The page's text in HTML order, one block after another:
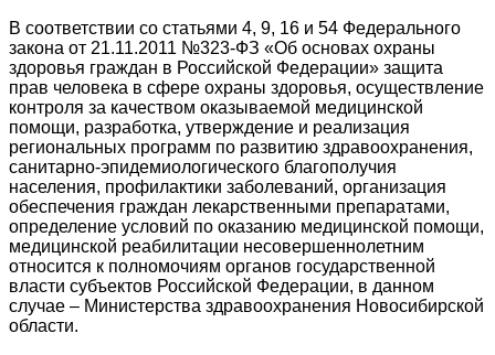
В соответствии со статьями 4, 9, 16 и 54 Федерального
закона от 21.11.2011 №323-ФЗ «Об основах охраны
здоровья граждан в Российской Федерации» защита
прав человека в сфере охраны здоровья, осуществление
контроля за качеством оказываемой медицинской
помощи, разработка, утверждение и реализация
региональных программ по развитию здравоохранения,
санитарно-эпидемиологического благополучия
населения, профилактики заболеваний, организация
обеспечения граждан лекарственными препаратами,
определение условий по оказанию медицинской помощи,
медицинской реабилитации несовершеннолетним
относится к полномочиям органов государственной
власти субъектов Российской Федерации, в данном
случае – Министерства здравоохранения Новосибирской
области.